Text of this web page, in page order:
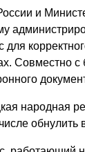
и
для
Совместно с
народная
обнулить